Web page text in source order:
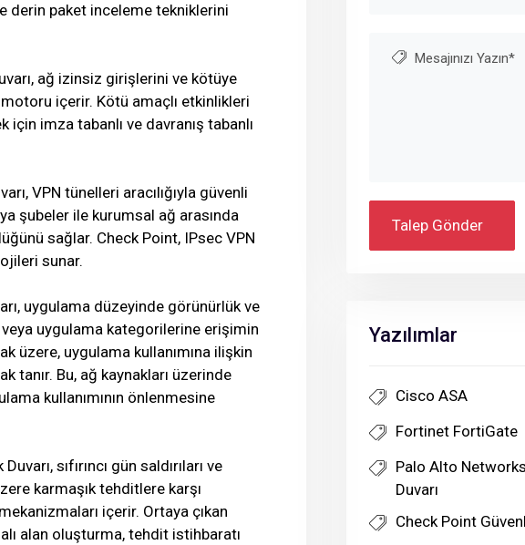
derin paket inceleme tekniklerini
ağ izinsiz girişlerini ve kötüye
içerir. Kötü amaçlı etkinlikleri
imza tabanlı ve davranış tabanlı
VPN tünelleri aracılığıyla güvenli
şubeler ile kurumsal ağ arasında
sağlar. Check Point, IPsec VPN
sunar.
uygulama düzeyinde görünürlük ve
uygulama kategorilerine erişimin
üzere, uygulama kullanımına ilişkin
tanır. Bu, ağ kaynakları üzerinde
kullanımının önlenmesine
sıfırıncı gün saldırıları ve
karmaşık tehditlere karşı
içerir. Ortaya çıkan
alan oluşturma, tehdit istihbaratı
Talep Gönder
Yazılımlar
Cisco ASA
Fortinet FortiGate
Palo Alto
Duvarı
Check Point